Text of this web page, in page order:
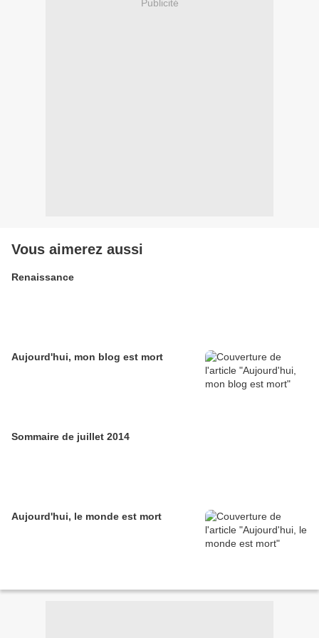
Publicité
Vous aimerez aussi
Renaissance
Aujourd'hui, mon blog est mort
Sommaire de juillet 2014
Aujourd'hui, le monde est mort